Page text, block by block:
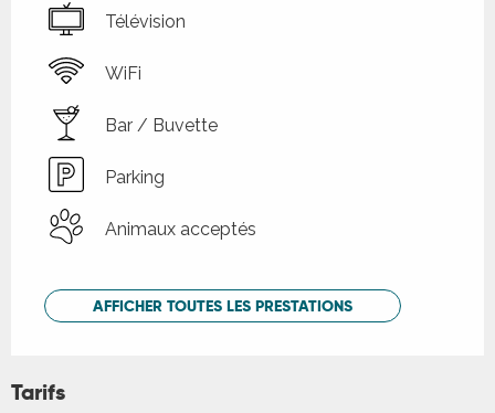
Télévision
WiFi
Bar / Buvette
Parking
Animaux acceptés
AFFICHER TOUTES LES PRESTATIONS
Tarifs